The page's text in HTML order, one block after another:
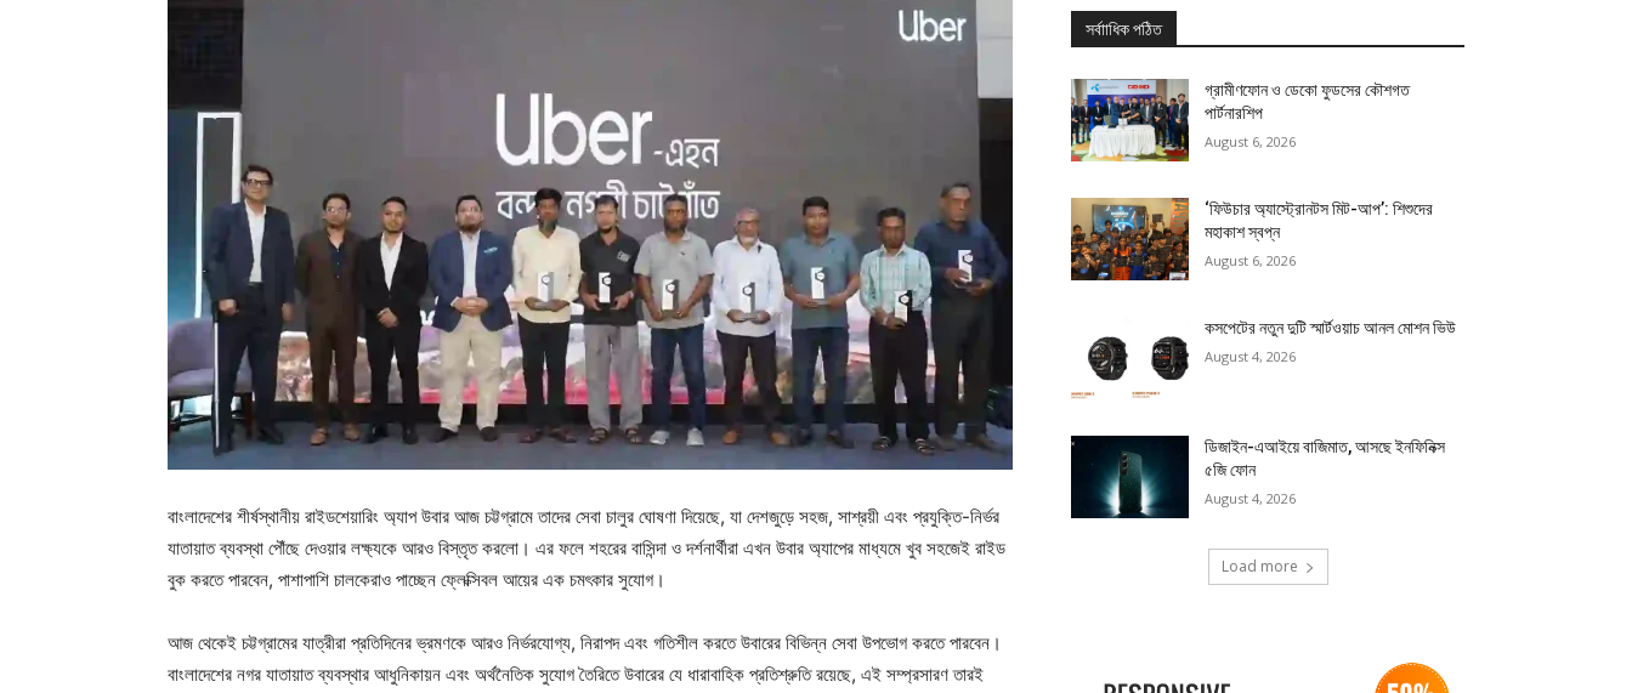
বাংলাদেশের শীর্ষস্থানীয় রাইডশেয়ারিং অ্যাপ উবার আজ চট্টগ্রামে তাদের সেবা চালুর ঘোষণা দিয়েছে, যা দেশজুড়ে সহজ, সাশ্রয়ী এবং প্রযুক্তি-নির্ভর
যাতায়াত ব্যবস্থা পৌঁছে দেওয়ার লক্ষ্যকে আরও বিস্তৃত করলো। এর ফলে শহরের বাসিন্দা ও দর্শনার্থীরা এখন উবার অ্যাপের মাধ্যমে খুব সহজেই রাইড
বুক করতে পারবেন, পাশাপাশি চালকেরাও পাচ্ছেন ফ্লেক্সিবল আয়ের এক চমৎকার সুযোগ।
আজ থেকেই চট্টগ্রামের যাত্রীরা প্রতিদিনের ভ্রমণকে আরও নির্ভরযোগ্য, নিরাপদ এবং গতিশীল করতে উবারের বিভিন্ন সেবা উপভোগ করতে পারবেন।
বাংলাদেশের নগর যাতায়াত ব্যবস্থার আধুনিকায়ন এবং অর্থনৈতিক সুযোগ তৈরিতে উবারের যে ধারাবাহিক প্রতিশ্রুতি রয়েছে, এই সম্প্রসারণ তারই
সর্বাাধিক পঠিত
গ্রামীণফোন ও ডেকো ফুডসের কৌশগত
পার্টনারশিপ
August 6, 2026
‘ফিউচার অ্যাস্ট্রোনটস মিট-আপ’: শিশুদের
মহাকাশ স্বপ্ন
August 6, 2026
কসপেটের নতুন দুটি স্মার্টওয়াচ আনল মোশন ভিউ
August 4, 2026
ডিজাইন-এআইয়ে বাজিমাত, আসছে ইনফিনিক্স
৫জি ফোন
August 4, 2026
Load more